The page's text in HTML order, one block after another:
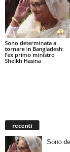
Sono determinata a
tornare in Bangladesh:
l’ex primo ministro
Sheikh Hasina
recenti
Sono